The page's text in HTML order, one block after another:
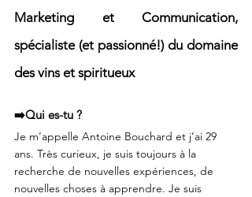
Marketing et Communication,
spécialiste (et passionné!) du domaine
des vins et spiritueux
➡️Qui es-tu ?
Je m’appelle Antoine Bouchard et j’ai 29
ans. Très curieux, je suis toujours à la
recherche de nouvelles expériences, de
nouvelles choses à apprendre. Je suis